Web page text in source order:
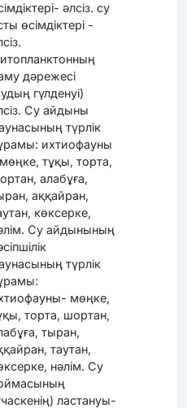
әлсіз. су
өсімдіктері -
дәрежесі
гүлденуі)
Су айдыны
түрлік
ихтиофауны
тұқы, торта,
алабұға,
аққайран,
көксерке,
Су айдынының
түрлік
мөңке,
торта, шортан,
тыран,
таутан,
нәлім. Су
ластануы-